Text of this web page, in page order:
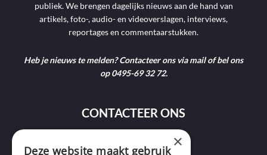
publiek. We brengen dagelijks nieuws aan de hand van
artikels, foto-, audio- en videoverslagen, interviews,
reportages en commentaarstukken.
Heb je nieuws te melden? Contacteer ons via mail of bel ons
op 0495-69 32 72.
CONTACTEER ONS
9400 Ninove ×
Deze website maakt gebruik